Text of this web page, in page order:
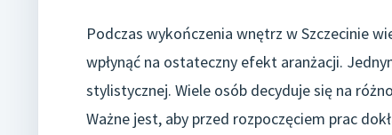
Podczas wykończenia wnętrz w Szczecinie
wpłynąć na ostateczny efekt aranżacji.
stylistycznej. Wiele osób decyduje się na
Ważne jest, aby przed rozpoczęciem prac